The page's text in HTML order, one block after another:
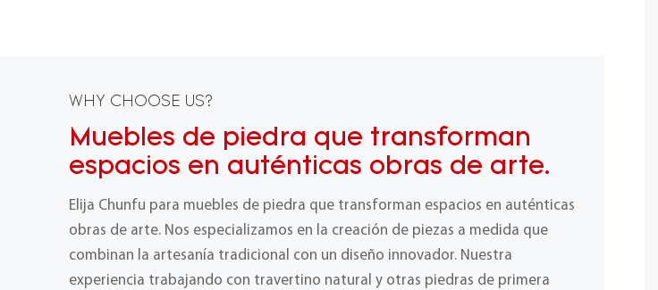
WHY CHOOSE US?
Muebles de piedra que transforman
espacios en auténticas obras de arte.
Elija Chunfu para muebles de piedra que transforman espacios en auténticas
obras de arte. Nos especializamos en la creación de piezas a medida que
combinan la artesanía tradicional con un diseño innovador. Nuestra
experiencia trabajando con travertino natural y otras piedras de primera